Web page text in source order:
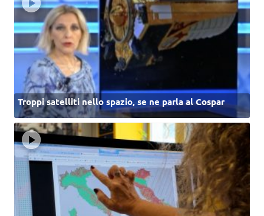
Troppi satelliti nello spazio, se ne parla al Cospar